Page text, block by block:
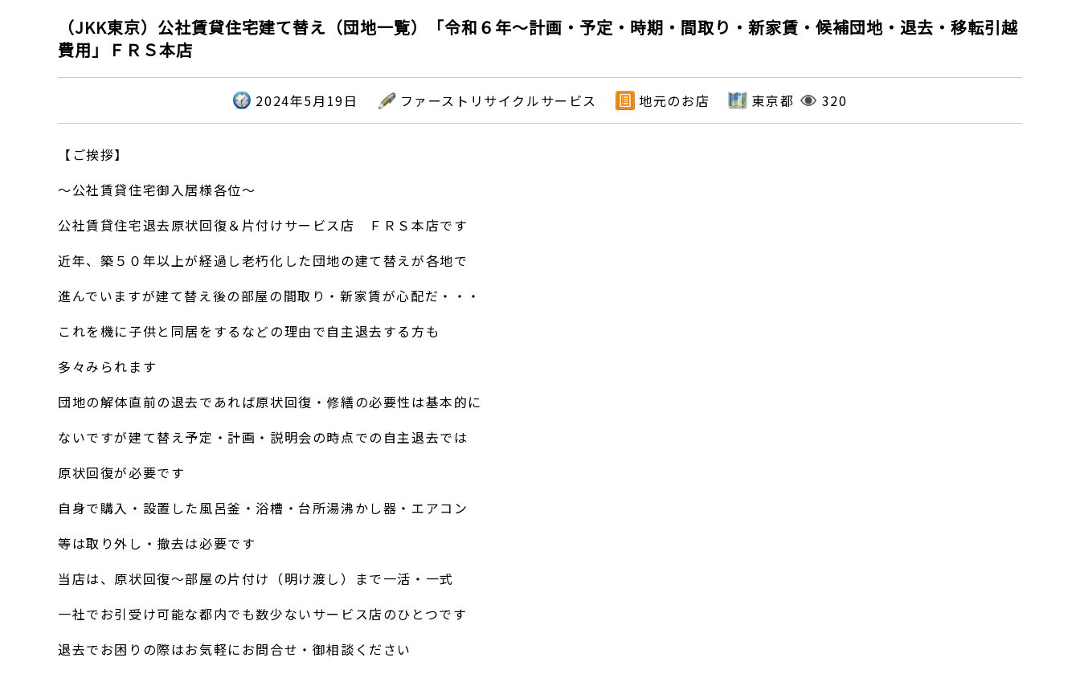
（JKK東京）公社賃貸住宅建て替え（団地一覧）「令和６年～計画・予定・時期・間取り・新家賃・候補団地・退去・移転引越
費用」ＦＲＳ本店
2024年5月19日 ファーストリサイクルサービス 地元のお店 東京都 320
【ご挨拶】
～公社賃貸住宅御入居様各位～
公社賃貸住宅退去原状回復＆片付けサービス店 ＦＲＳ本店です
近年、築５０年以上が経過し老朽化した団地の建て替えが各地で
進んでいますが建て替え後の部屋の間取り・新家賃が心配だ・・・
これを機に子供と同居をするなどの理由で自主退去する方も
多々みられます
団地の解体直前の退去であれば原状回復・修繕の必要性は基本的に
ないですが建て替え予定・計画・説明会の時点での自主退去では
原状回復が必要です
自身で購入・設置した風呂釜・浴槽・台所湯沸かし器・エアコン
等は取り外し・撤去は必要です
当店は、原状回復～部屋の片付け（明け渡し）まで一活・一式
一社でお引受け可能な都内でも数少ないサービス店のひとつです
退去でお困りの際はお気軽にお問合せ・御相談ください